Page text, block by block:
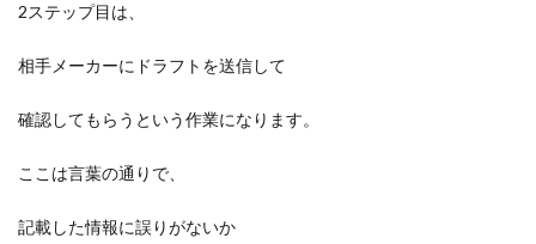
2ステップ目は、
相手メーカーにドラフトを送信して
確認してもらうという作業になります。
ここは言葉の通りで、
記載した情報に誤りがないか